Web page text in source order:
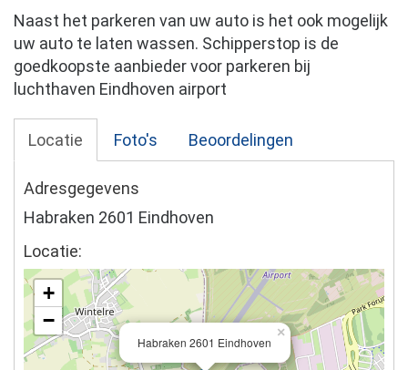
Naast het parkeren van uw auto is het ook mogelijk
uw auto te laten wassen. Schipperstop is de
goedkoopste aanbieder voor parkeren bij
luchthaven Eindhoven airport
Locatie Foto's Beoordelingen
Adresgegevens
Habraken 2601 Eindhoven
Locatie:
Habraken 2601 Eindhoven
×
+
−